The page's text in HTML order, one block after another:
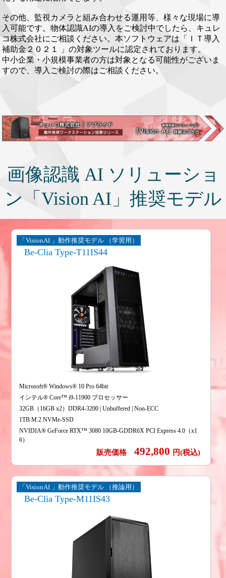
その他、監視カメラと組み合わせる運用等、様々な現場に導
入可能です。物体認識AIの導入をご検討中でしたら、キュレ
コ株式会社にご相談ください。本ソフトウェアは「ＩＴ導入
補助金２０２１ 」の対象ツールに認定されております。
中小企業・小規模事業者の方は対象となる可能性がございま
すので、導入ご検討の際はご相談ください。
画像認識 AI ソリューショ
ン「Vision AI」推奨モデル
「VisionAI 」動作推奨モデル （学習用）
Be-Clia Type-T11IS44
Microsoft® Windows® 10 Pro 64bit
インテル® Core™ i9-11900 プロセッサー
32GB（16GB x2）DDR4-3200 | Unbuffered | Non-ECC
1TB M.2 NVMe-SSD
NVIDIA® GeForce RTX™ 3080 10GB-GDDR6X PCI Express 4.0（x1
6）
販売価格 492,800 円(税込)
「VisionAI 」動作推奨モデル （推論用）
Be-Clia Type-M11IS43